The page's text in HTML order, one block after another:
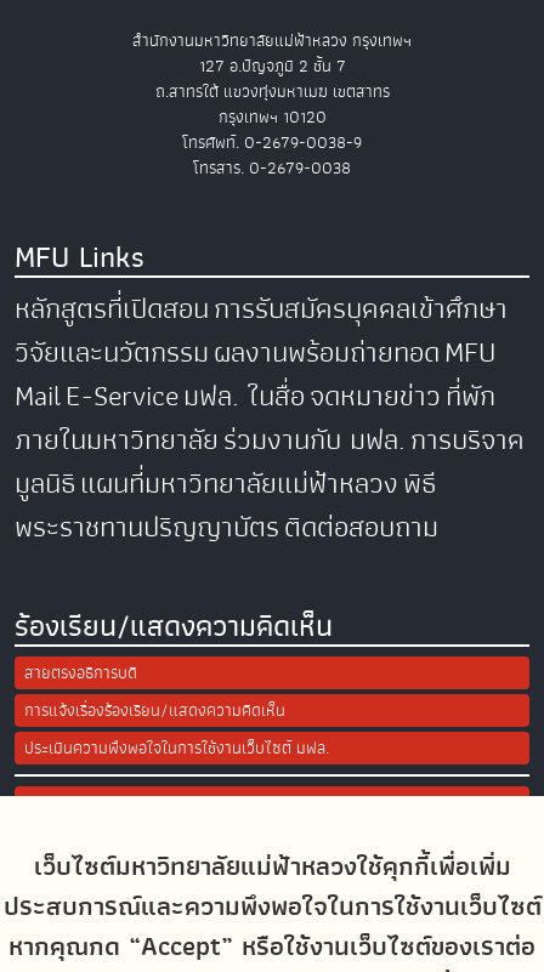
เว็บไซต์มหาวิทยาลัยแม่ฟ้าหลวงใช้คุกกี้เพื่อเพิ่ม
ประสบการณ์และความพึงพอใจในการใช้งานเว็บไซต์
หากคุณกด “Accept” หรือใช้งานเว็บไซต์ของเราต่อ
สำนักงานมหาวิทยาลัยแม่ฟ้าหลวง กรุงเทพฯ
127 อ.ปัญจภูมิ 2 ชั้น 7
ถ.สาทรใต้ แขวงทุ่งมหาเมฆ เขตสาทร
กรุงเทพฯ 10120
โทรศัพท์. 0-2679-0038-9
โทรสาร. 0-2679-0038
MFU Links
หลักสูตรที่เปิดสอนการรับสมัครบุคคลเข้าศึกษา
วิจัยและนวัตกรรมผลงานพร้อมถ่ายทอดMFU
MailE-Serviceมฟล. ในสื่อจดหมายข่าวที่พัก
ภายในมหาวิทยาลัยร่วมงานกับ มฟล.การบริจาค
มูลนิธิแผนที่มหาวิทยาลัยแม่ฟ้าหลวงพิธี
พระราชทานปริญญาบัตรติดต่อสอบถาม
ร้องเรียน/แสดงความคิดเห็น
สายตรงอธิการบดี
การแจ้งเรื่องร้องเรียน/แสดงความคิดเห็น
ประเมินความพึงพอใจในการใช้งานเว็บไซต์ มฟล.
Site Map
Social Media